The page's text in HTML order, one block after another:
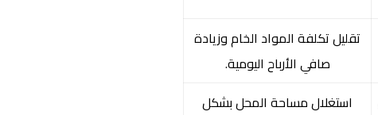
تقليل تكلفة المواد الخام وزيادة
صافي الأرباح اليومية.
استغلال مساحة المحل بشكل